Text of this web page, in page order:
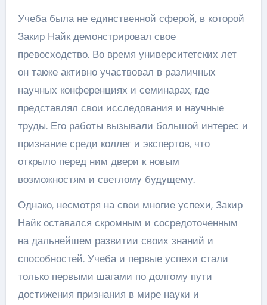
Учеба была не единственной сферой, в которой
Закир Найк демонстрировал свое
превосходство. Во время университетских лет
он также активно участвовал в различных
научных конференциях и семинарах, где
представлял свои исследования и научные
труды. Его работы вызывали большой интерес и
признание среди коллег и экспертов, что
открыло перед ним двери к новым
возможностям и светлому будущему.
Однако, несмотря на свои многие успехи, Закир
Найк оставался скромным и сосредоточенным
на дальнейшем развитии своих знаний и
способностей. Учеба и первые успехи стали
только первыми шагами по долгому пути
достижения признания в мире науки и